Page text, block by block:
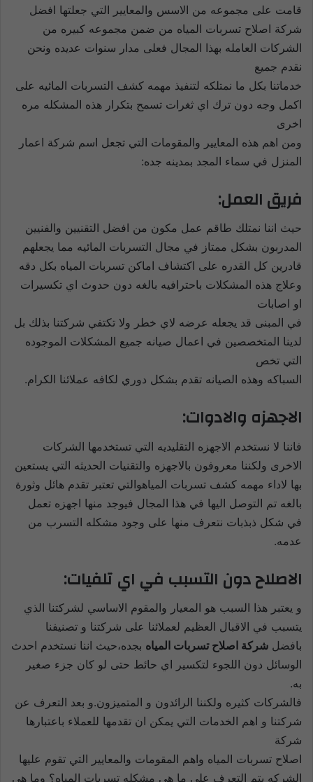
قامت على مجموعه من الاسس والمعايير التي جعلتها افضل
شركة اصلاح تسربات المياه من ضمن مجموعه كبيره من
الشركات العامله بهذا المجال فعلى مدار سنوات عديده ونحن
نقدم جميع
خدماتنا بكل ‏ما نمتلكه لتنفيذ مهمه كشف التسربات المائيه على
اكمل وجه دون ترك اي ثغرات تسمح بتكرار هذه المشكله مره
اخرى
ومن اهم هذه المعايير والمقومات التي تجعل اسم شركة اعمار
المنزل في سماء المجد بمدينه جده:
فريق العمل:
حيث اننا نمتلك طاقم عمل مكون من افضل التقنيين والفنيين
المدربون بشكل ممتاز في مجال التسربات المائيه مما يجعلهم
قادرين كل القدره على اكتشاف اماكن تسربات المياه بكل دقه
وعلاج هذه المشكلات باحترافيه بالغه دون حدوث اي تكسيرات
او اصابات
في المبنى قد يجعله عرضه لاي خطر ولا تكتفي شركتنا بذلك بل
لدينا المتخصصين في اعمال صيانه جميع المشكلات الموجوده
التي تخص
السباكه وهذه الصيانه تقدم بشكل دوري لكافه عملائنا الكرام.
الاجهزه والادوات:
فاننا لا نستخدم الاجهزه التقليديه التي تستخدمها الشركات
الاخرى ولكننا معروفون بالاجهزه والتقنيات الحديثه التي يستعين
بها لاداء مهمه كشف تسربات المياهوالتي تعتبر تقدم هائل وثورة
بالغه تم التوصل اليها في هذا المجال فيوجد منها اجهزه تعمل
في شكل ذبذبات نتعرف منها على وجود مشكله التسرب من
عدمه.
الاصلاح دون التسبب في اي تلفيات:
و يعتبر هذا السبب هو المعيار والمقوم الاساسي لشركتنا الذي
يتسبب في الاقبال العظيم لعملائنا على شركتنا و تصنيفنا
بافضل شركة اصلاح تسربات المياه بجده،حيث اننا نستخدم احدث
الوسائل دون اللجوء لتكسير اي حائط حتى لو كان جزء صغير
به.
فالشركات كثيره ولكننا الرائدون و المتميزون.و بعد التعرف عن
شركتنا و اهم الخدمات التي يمكن ان تقدمها للعملاء باعتبارها
شركة
اصلاح تسربات المياه واهم المقومات والمعايير التي تقوم عليها
الشركه يتم التعرف على ما هي مشكله تسربات المياه؟ وما هي